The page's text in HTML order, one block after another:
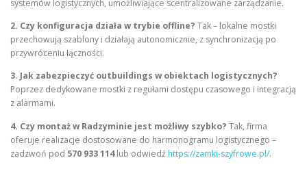
systemów logistycznych, umożliwiające scentralizowane zarządzanie.
2. Czy konfiguracja działa w trybie offline? Tak – lokalne mostki
przechowują szablony i działają autonomicznie, z synchronizacją po
przywróceniu łączności.
3. Jak zabezpieczyć outbuildings w obiektach logistycznych?
Poprzez dedykowane mostki z regułami dostępu czasowego i integracją
z alarmami.
4. Czy montaż w Radzyminie jest możliwy szybko? Tak, firma
oferuje realizacje dostosowane do harmonogramu logistycznego –
zadzwoń pod 570 933 114lub odwiedźhttps://zamki-szyfrowe.pl/.